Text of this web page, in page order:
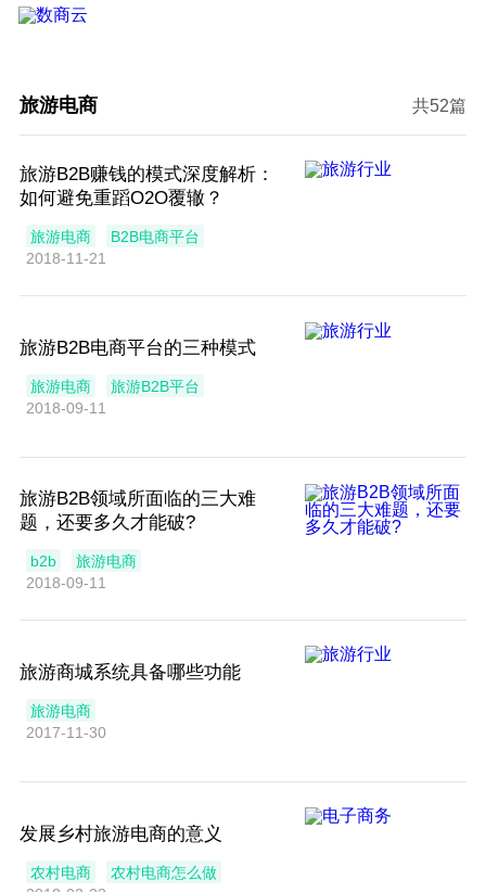
旅游电商 共52篇
旅游B2B赚钱的模式深度解析：
如何避免重蹈O2O覆辙？
旅游电商
B2B电商平台
2018-11-21
旅游B2B电商平台的三种模式
旅游电商
旅游B2B平台
2018-09-11
旅游B2B领域所面临的三大难
题，还要多久才能破?
b2b
旅游电商
2018-09-11
旅游商城系统具备哪些功能
旅游电商
2017-11-30
发展乡村旅游电商的意义
农村电商
农村电商怎么做